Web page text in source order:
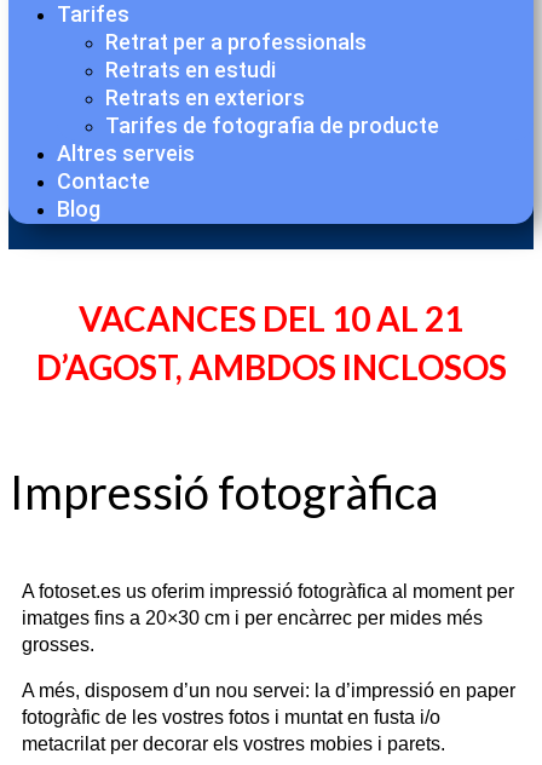
Tarifes
Retrat per a professionals
Retrats en estudi
Retrats en exteriors
Tarifes de fotografia de producte
Altres serveis
Contacte
Blog
VACANCES DEL 10 AL 21
D’AGOST, AMBDOS INCLOSOS
Impressió fotogràfica
A fotoset.es us oferim impressió fotogràfica al moment per
imatges fins a 20×30 cm i per encàrrec per mides més
grosses.
A més, disposem d’un nou servei: la d’impressió en paper
fotogràfic de les vostres fotos i muntat en fusta i/o
metacrilat per decorar els vostres mobies i parets.